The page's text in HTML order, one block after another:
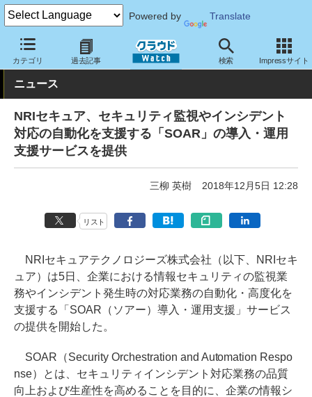
Powered by Translate
カテゴリ 過去記事 検索 Impressサイト
クラウド Watch セキュリティ セキュリティサービス
ニュース
NRIセキュア、セキュリティ監視やインシデント
対応の自動化を支援する「SOAR」の導入・運用
支援サービスを提供
三柳 英樹 2018年12月5日 12:28
リスト
NRIセキュアテクノロジーズ株式会社（以下、NRIセキ
ュア）は5日、企業における情報セキュリティの監視業
務やインシデント発生時の対応業務の自動化・高度化を
支援する「SOAR（ソアー）導入・運用支援」サービス
の提供を開始した。
SOAR（Security Orchestration and Automation Respo
nse）とは、セキュリティインシデント対応業務の品質
向上および生産性を高めることを目的に、企業の情報シ